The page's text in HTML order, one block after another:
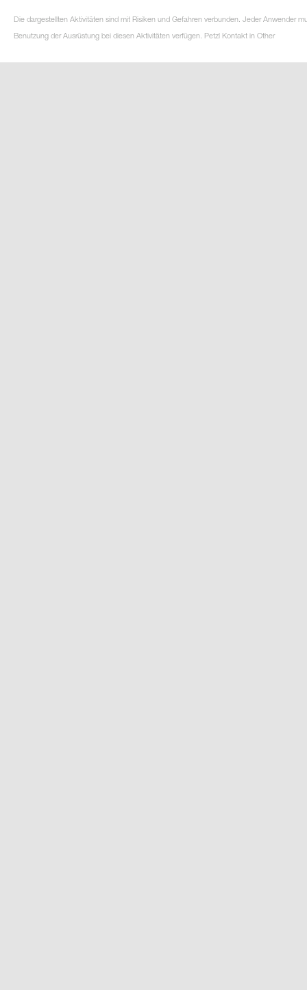
Die dargestellten Aktivitäten sind mit Risiken und Gefahren verbunden. Jeder Anwender
Benutzung der Ausrüstung bei diesen Aktivitäten verfügen. Petzl Kontakt in Other